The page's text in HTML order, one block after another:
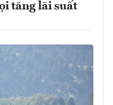
tăng lãi suất